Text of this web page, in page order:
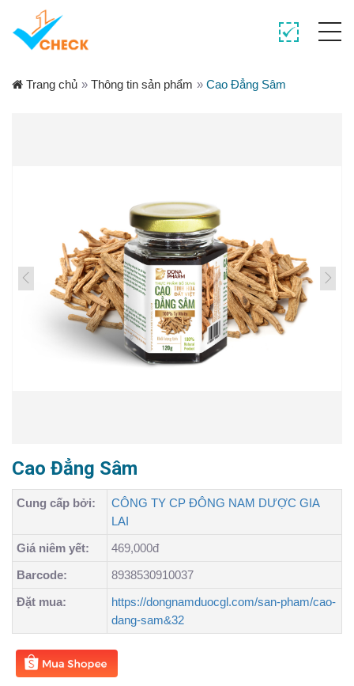
Trang chủ » Thông tin sản phẩm » Cao Đẳng Sâm
Cao Đẳng Sâm
Cung cấp bởi:
CÔNG TY CP ĐÔNG NAM DƯỢC GIA
LAI
Giá niêm yết:
469,000đ
Barcode:
8938530910037
Đặt mua:
https://dongnamduocgl.com/san-pham/cao-
dang-sam&32